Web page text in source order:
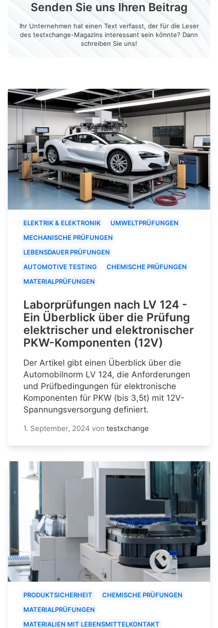
Senden Sie uns Ihren Beitrag
Ihr Unternehmen hat einen Text verfasst, der für die Leser
des testxchange-Magazins interessant sein könnte? Dann
schreiben Sie uns!
ELEKTRIK & ELEKTRONIK
UMWELTPRÜFUNGEN
MECHANISCHE PRÜFUNGEN
LEBENSDAUER PRÜFUNGEN
AUTOMOTIVE TESTING
CHEMISCHE PRÜFUNGEN
MATERIALPRÜFUNGEN
Laborprüfungen nach LV 124 -
Ein Überblick über die Prüfung
elektrischer und elektronischer
PKW-Komponenten (12V)
Der Artikel gibt einen Überblick über die
Automobilnorm LV 124, die Anforderungen
und Prüfbedingungen für elektronische
Komponenten für PKW (bis 3,5t) mit 12V-
Spannungsversorgung definiert.
1. September, 2024 von testxchange
PRODUKTSICHERHEIT
CHEMISCHE PRÜFUNGEN
MATERIALPRÜFUNGEN
MATERIALIEN MIT LEBENSMITTELKONTAKT